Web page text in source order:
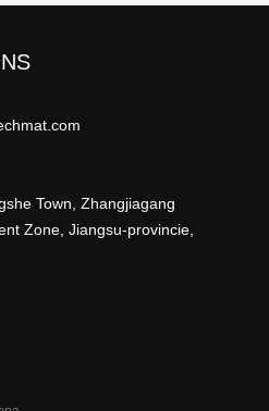
Town, Zhangjiagang
Zone, Jiangsu-provincie,